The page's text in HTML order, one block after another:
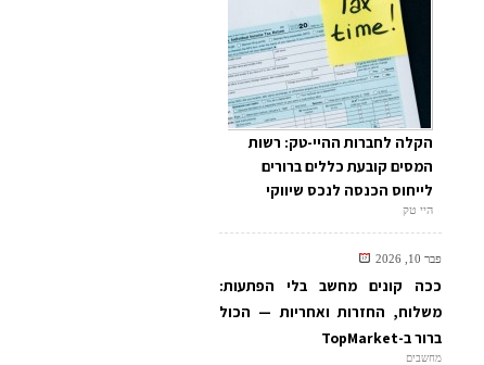
הקלה לחברות ההיי-טק: רשות
המסים קובעת כללים ברורים
לייחוס הכנסה לנכס שיווקי
היי טק
פבר 10, 2026
ככה קונים מחשב בלי הפתעות:
משלוח, החזרות ואחריות — הכול
ברור ב-TopMarket
מחשבים